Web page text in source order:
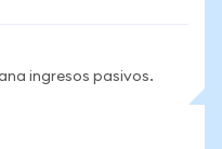
ingresos pasivos.